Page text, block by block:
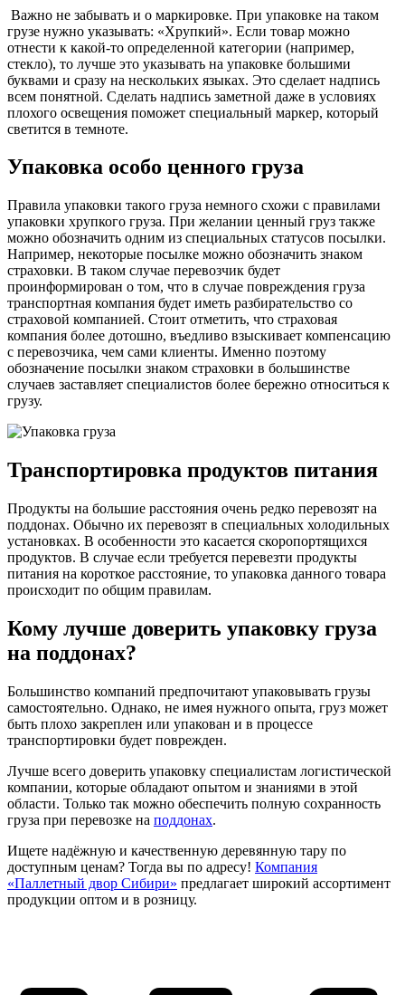
Важно не забывать и о маркировке. При упаковке на таком
грузе нужно указывать: «Хрупкий». Если товар можно
отнести к какой-то определенной категории (например,
стекло), то лучше это указывать на упаковке большими
буквами и сразу на нескольких языках. Это сделает надпись
всем понятной. Сделать надпись заметной даже в условиях
плохого освещения поможет специальный маркер, который
светится в темноте.
Упаковка особо ценного груза
Правила упаковки такого груза немного схожи с правилами
упаковки хрупкого груза. При желании ценный груз также
можно обозначить одним из специальных статусов посылки.
Например, некоторые посылке можно обозначить знаком
страховки. В таком случае перевозчик будет
проинформирован о том, что в случае повреждения груза
транспортная компания будет иметь разбирательство со
страховой компанией. Стоит отметить, что страховая
компания более дотошно, въедливо взыскивает компенсацию
с перевозчика, чем сами клиенты. Именно поэтому
обозначение посылки знаком страховки в большинстве
случаев заставляет специалистов более бережно относиться к
грузу.
Транспортировка продуктов питания
Продукты на большие расстояния очень редко перевозят на
поддонах. Обычно их перевозят в специальных холодильных
установках. В особенности это касается скоропортящихся
продуктов. В случае если требуется перевезти продукты
питания на короткое расстояние, то упаковка данного товара
происходит по общим правилам.
Кому лучше доверить упаковку груза
на поддонах?
Большинство компаний предпочитают упаковывать грузы
самостоятельно. Однако, не имея нужного опыта, груз может
быть плохо закреплен или упакован и в процессе
транспортировки будет поврежден.
Лучше всего доверить упаковку специалистам логистической
компании, которые обладают опытом и знаниями в этой
области. Только так можно обеспечить полную сохранность
груза при перевозке на поддонах.
Ищете надёжную и качественную деревянную тару по
доступным ценам? Тогда вы по адресу! Компания
«Паллетный двор Сибири» предлагает широкий ассортимент
продукции оптом и в розницу.